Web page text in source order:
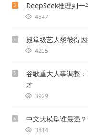
3 DeepSeek推理到一
4547
4 殿堂级艺人黎彼得
4235
5
谷歌重大人事调整
才
3929
6 中文大模型谁最强
3814